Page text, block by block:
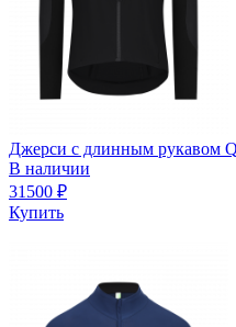
Джерси с длинным рукавом
В наличии
31500 ₽
Купить